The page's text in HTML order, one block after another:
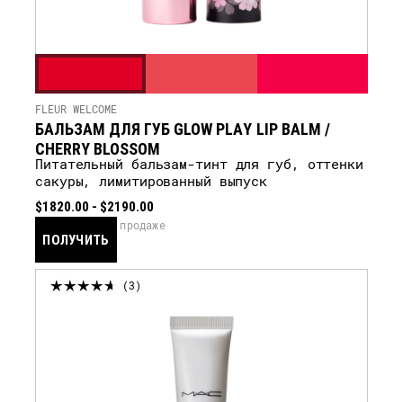
FLEUR WELCOME
БАЛЬЗАМ ДЛЯ ГУБ GLOW PLAY LIP BALM /
CHERRY BLOSSOM
Питательный бальзам-тинт для губ, оттенки
сакуры, лимитированный выпуск
$1820.00 - $2190.00
ПОЛУЧИТЬ
УВЕДОМЛЕНИЕ
скоро в продаже
3